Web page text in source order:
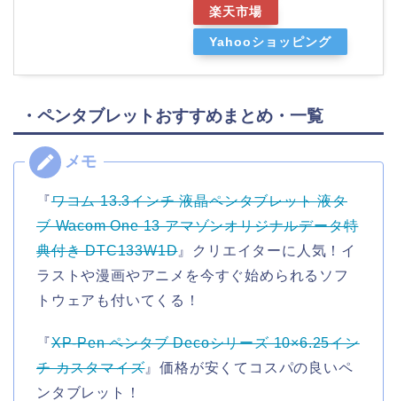
楽天市場
Yahooショッピング
・ペンタブレットおすすめまとめ・一覧
『ワコム 13.3インチ 液晶ペンタブレット 液タ
ブ Wacom One 13 アマゾンオリジナルデータ特
典付き DTC133W1D』クリエイターに人気！イ
ラストや漫画やアニメを今すぐ始められるソフ
トウェアも付いてくる！
『XP-Pen ペンタブ Decoシリーズ 10×6.25イン
チ カスタマイズ』価格が安くてコスパの良いペ
ンタブレット！